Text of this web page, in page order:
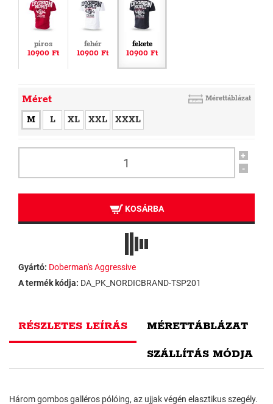
piros
10900 Ft
fehér
10900 Ft
fekete
10900 Ft
Méret Mérettáblázat
M L XL XXL XXXL
+
-
KOSÁRBA
Gyártó: Doberman's Aggressive
A termék kódja: DA_PK_NORDICBRAND-TSP201
RÉSZLETES LEÍRÁS MÉRETTÁBLÁZAT
SZÁLLÍTÁS MÓDJA
Három gombos galléros pólóing, az ujjak végén elasztikus szegély.